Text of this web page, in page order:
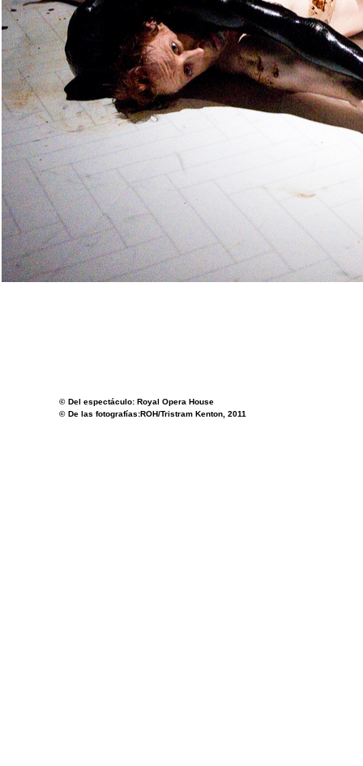
© Del espectáculo: Royal Opera House
© De las fotografías:ROH/Tristram Kenton, 2011